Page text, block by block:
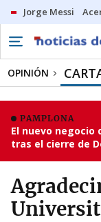
Jorge Messi
OPINIÓN
PAMPLONA
El nuevo negocio
tras el cierre de